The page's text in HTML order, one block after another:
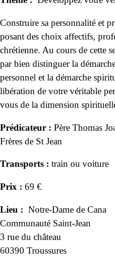
Construire sa personnalité et
posant des choix affectifs,
chrétienne. Au cours de cette
par bien distinguer la
personnel et la démarche
libération de votre véritable
vous de la dimension
Prédicateur : Père Thomas
Frères de St Jean
Transports : train ou voiture
Prix : 69 €
Lieu : Notre-Dame de Cana
Communauté Saint-Jean
3 rue du château
60390 Troussures